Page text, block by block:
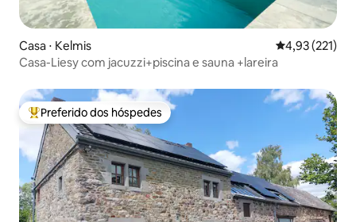
Casa ⋅ Kelmis 4,93 de uma
4,93 (221)
Casa-Liesy com jacuzzi+piscina e sauna +lareira
Entre os melhores preferidos dos hóspedes
Preferido dos hóspedes